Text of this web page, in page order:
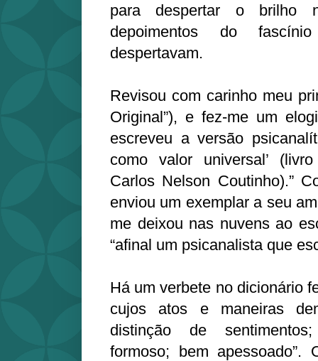
para despertar o brilho
depoimentos do
despertavam.
Revisou com carinho meu
Original”), e fez-me um
escreveu a versão
como valor universal’
Carlos Nelson Coutinho).”
enviou um exemplar a seu
me deixou nas nuvens ao
“afinal um psicanalista que
Há um verbete no dicionário
cujos atos e maneiras
distinção de
formoso; bem apessoado”.